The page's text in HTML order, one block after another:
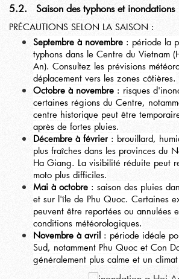
5.2. Saison des typhons et inondations
PRÉCAUTIONS SELON LA SAISON :
Septembre à novembre : période la
typhons dans le Centre du Vietnam
An). Consultez les prévisions
déplacement vers les zones côtières.
Octobre à novembre : risques
certaines régions du Centre,
centre historique peut être
après de fortes pluies.
Décembre à février : brouillard,
plus fraîches dans les provinces du
Ha Giang. La visibilité réduite peut
moto plus difficiles.
Mai à octobre : saison des pluies
et sur l'île de Phu Quoc. Certaines
peuvent être reportées ou annulées
conditions météorologiques.
Novembre à avril : période idéale
Sud, notamment Phu Quoc et Con
généralement plus calme et un